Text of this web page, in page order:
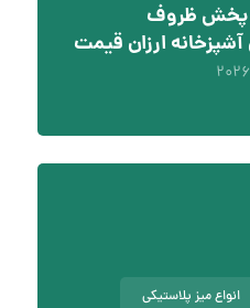
پخش ظروف
ارزان قیمت
انواع میز پلاستیکی